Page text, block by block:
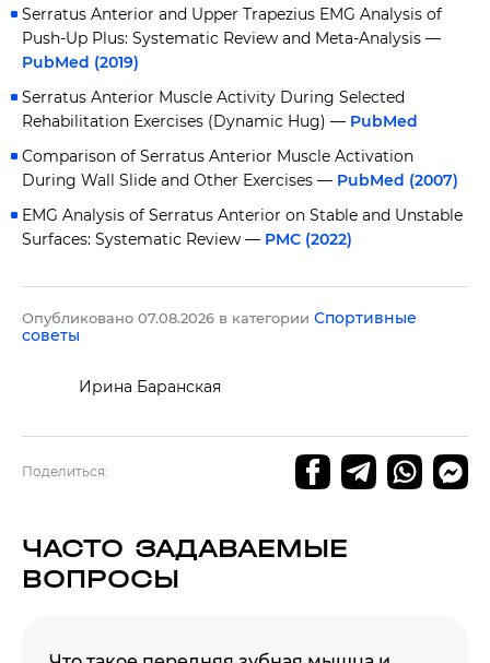
Serratus Anterior and Upper Trapezius EMG Analysis of
Push-Up Plus: Systematic Review and Meta-Analysis —
PubMed (2019)
Serratus Anterior Muscle Activity During Selected
Rehabilitation Exercises (Dynamic Hug) — PubMed
Comparison of Serratus Anterior Muscle Activation
During Wall Slide and Other Exercises — PubMed (2007)
EMG Analysis of Serratus Anterior on Stable and Unstable
Surfaces: Systematic Review — PMC (2022)
Опубликовано 07.08.2026 в категории Спортивные
советы
Ирина Баранская
Поделиться:
ЧАСТО ЗАДАВАЕМЫЕ
ВОПРОСЫ